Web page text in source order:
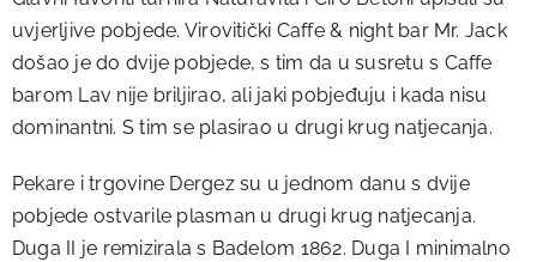
uvjerljive pobjede. Virovitički Caffe & night bar Mr. Jack
došao je do dvije pobjede, s tim da u susretu s Caffe
barom Lav nije briljirao, ali jaki pobjeđuju i kada nisu
dominantni. S tim se plasirao u drugi krug natjecanja.
Pekare i trgovine Dergez su u jednom danu s dvije
pobjede ostvarile plasman u drugi krug natjecanja.
Duga II je remizirala s Badelom 1862. Duga I minimalno